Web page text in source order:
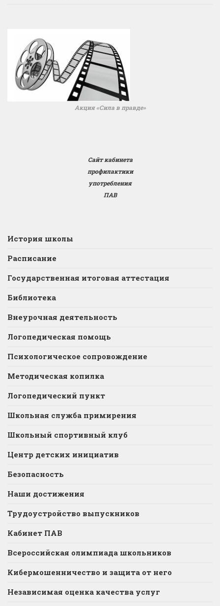
Акция «Сила в правде»
Сайт кабинета
профилактики
употребления
ПАВ
История школы
Расписание
Государственная итоговая аттестация
Библиотека
Внеурочная деятельность
Логопедическая помощь
Психологическое сопровождение
Методическая копилка
Логопедический пункт
Школьная служба примирения
Школьный спортивный клуб
Центр детских инициатив
Безопасность
Наши достижения
Трудоустройство выпускников
Кабинет ПАВ
Всероссийская олимпиада школьников
Кибермошенничество и защита от него
Независимая оценка качества услуг